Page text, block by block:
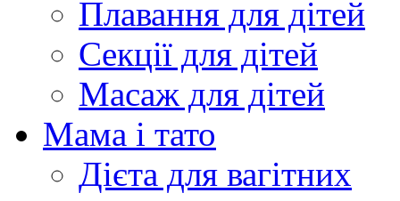
Плавання для дітей
Секції для дітей
Масаж для дітей
Мама і тато
Дієта для вагітних